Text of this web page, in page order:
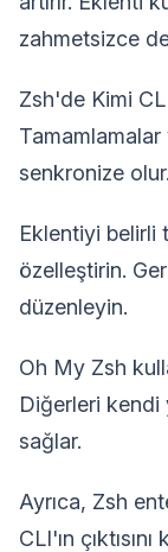
zahmetsizce
Zsh'de Kimi
senkronize olur.
Eklentiyi belirli
özelleştirin.
düzenleyin.
Oh My Zsh
Diğerleri kendi
sağlar.
Ayrıca, Zsh
CLI'ın